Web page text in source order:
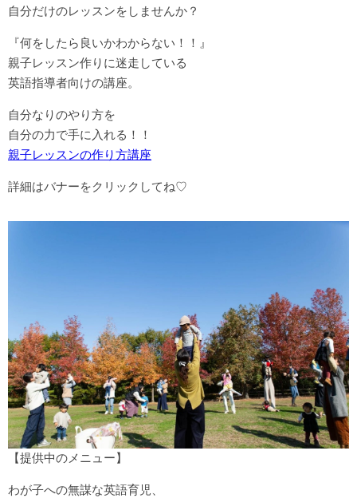
自分だけのレッスンをしませんか？
『何をしたら良いかわからない！！』
親子レッスン作りに迷走している
英語指導者向けの講座。
自分なりのやり方を
自分の力で手に入れる！！
親子レッスンの作り方講座
詳細はバナーをクリックしてね♡
【提供中のメニュー】
わが子への無謀な英語育児、